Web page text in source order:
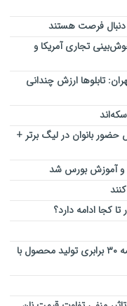
فرصت هستند
بیت‌کوین در سال ۲۰۲۵ / خوش‌بینی تجاری آمریکا و
تابلوها ارزش چندانی
بانوان در لیگ برتر +
آموزش‌ بورس شد
کجا ادامه دارد؟
افزایش ۳۳ درصد تعرفه آب کشاورزی/ جریمه ۳۰ برابری تولید محصول با